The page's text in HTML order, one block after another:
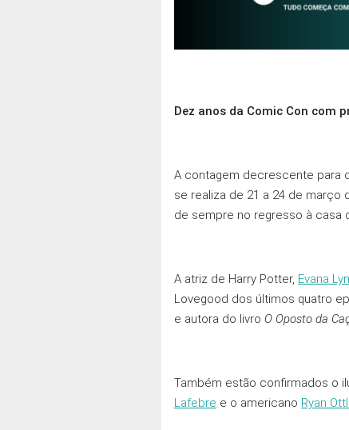
Dez anos da Comic Con com
A contagem decrescente para
se realiza de 21 a 24 de março
de sempre no regresso à casa
A atriz de Harry Potter, Evana
Lovegood dos últimos quatro
e autora do livro O Oposto da
Também estão confirmados o
Lafebre e o americano Ryan